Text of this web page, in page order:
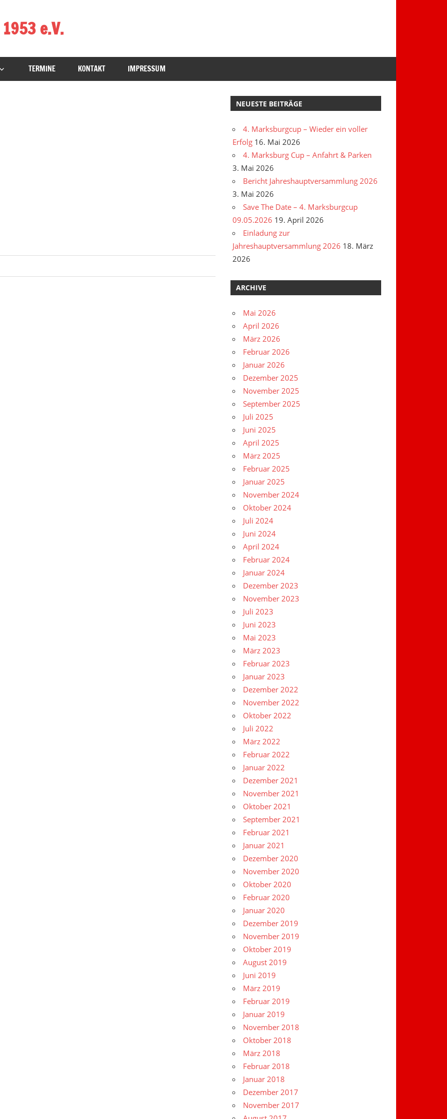
e.V.
TERMINE KONTAKT IMPRESSUM
NEUESTE BEITRÄGE
4. Marksburgcup – Wieder ein voller
Erfolg 16. Mai 2026
4. Marksburg Cup – Anfahrt & Parken
3. Mai 2026
Bericht Jahreshauptversammlung 2026
3. Mai 2026
Save The Date – 4. Marksburgcup
09.05.2026 19. April 2026
Einladung zur
Jahreshauptversammlung 2026 18. März
2026
ARCHIVE
Mai 2026
April 2026
März 2026
Februar 2026
Januar 2026
Dezember 2025
November 2025
September 2025
Juli 2025
Juni 2025
April 2025
März 2025
Februar 2025
Januar 2025
November 2024
Oktober 2024
Juli 2024
Juni 2024
April 2024
Februar 2024
Januar 2024
Dezember 2023
November 2023
Juli 2023
Juni 2023
Mai 2023
März 2023
Februar 2023
Januar 2023
Dezember 2022
November 2022
Oktober 2022
Juli 2022
März 2022
Februar 2022
Januar 2022
Dezember 2021
November 2021
Oktober 2021
September 2021
Februar 2021
Januar 2021
Dezember 2020
November 2020
Oktober 2020
Februar 2020
Januar 2020
Dezember 2019
November 2019
Oktober 2019
August 2019
Juni 2019
März 2019
Februar 2019
Januar 2019
November 2018
Oktober 2018
März 2018
Februar 2018
Januar 2018
Dezember 2017
November 2017